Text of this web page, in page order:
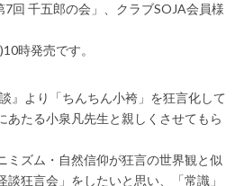
回 千五郎の会」、クラブSOJA会員様
時発売です。
』より「ちんちん小袴」を狂言化して
あたる小泉凡先生と親しくさせてもら
ミズム・自然信仰が狂言の世界観と似
狂言会」をしたいと思い、「常識」